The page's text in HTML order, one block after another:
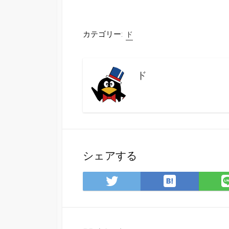
カテゴリー: ド
ド
シェアする
Twitter
で
は
て